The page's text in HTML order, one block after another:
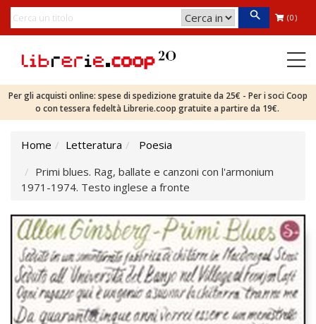
(0)
Per gli acquisti online: spese di spedizione gratuite da 25€ - Per i soci Coop
o con tessera fedeltà Librerie.coop gratuite a partire da 19€.
Home Letteratura
Poesia
Primi blues. Rag, ballate e canzoni con l'armonium
1971-1974. Testo inglese a fronte